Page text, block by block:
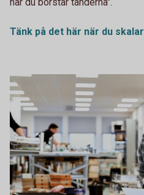
Tänk på det här när du skalar